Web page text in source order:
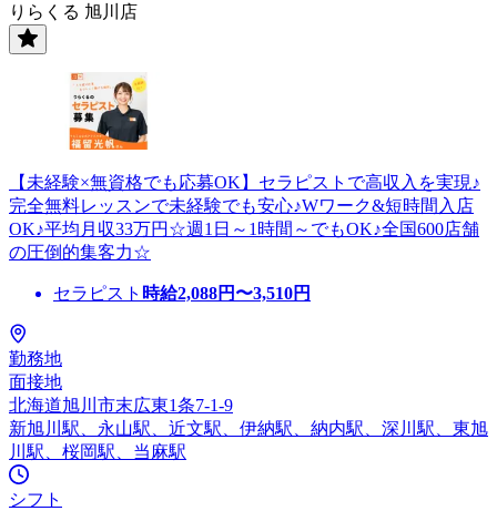
りらくる 旭川店
【未経験×無資格でも応募OK】セラピストで高収入を実現♪
完全無料レッスンで未経験でも安心♪Wワーク&短時間入店
OK♪平均月収33万円☆週1日～1時間～でもOK♪全国600店舗
の圧倒的集客力☆
セラピスト 時給2,088円〜3,510円
勤務地
面接地
北海道旭川市末広東1条7-1-9
新旭川駅、永山駅、近文駅、伊納駅、納内駅、深川駅、東旭
川駅、桜岡駅、当麻駅
シフト